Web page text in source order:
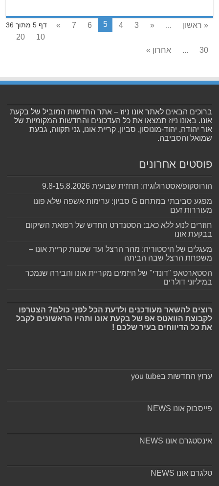
דף 5 מתוך 36 « ראשון ...
«
3
4
5
6
7
»
10
20
30
... אחרון »
ברוכים הבאים לאתר אונו ניוז – אתר החדשות המוביל של בקעת
אונו. באונו ניוז תמצאו את כל העדכונים והחדשות המקומיות של
אור יהודה, יהוד-מונוסון, סביון, קריית אונו, גני תקווה, גבעת
שמואל והסביבה.
פוסטים אחרונים
הורוסקופ/אסטרולוגיה: תחזית שבועית 9.8-15.8.2026
מפגע סביבתי במתחם G סביון: ערימות אשפה שלא פונו
מעוררות זעם
חוזרים לנוע ללא כאב: הסטנדרט החדש של רפואת השיקום
בבקעת אונו
מעגלים של היסטוריה: מהר הרצל ועד שכונות קריית אונו –
משפחת הרצל שבה הביתה
הסטארטאפ "דונדי" של היזמים מקריית אונו והבירה שנמכר
במיליוני דולרים
רוצים להשאר מעודכנים ולדעת הכל לפני כולם? הצטרפו
לקבוצת הוואטס אפ של בקעת אונו ותהיו הראשונים לקבל
את כל הדיווחים בעיר שלכם !
ערוץ החדשות בyou tube
פייסבוק אונו NEWS
אינסטגרם אונו NEWS
טלגרם אונו NEWS